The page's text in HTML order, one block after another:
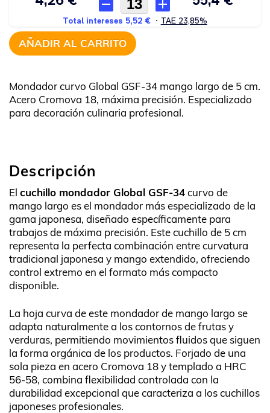
AÑADIR AL CARRITO
Mondador curvo Global GSF-34 mango largo de 5 cm.
Acero Cromova 18, máxima precisión. Especializado
para decoración culinaria profesional.
Descripción
El cuchillo mondador Global GSF-34curvo de
mango largo es el mondador más especializado de la
gama japonesa, diseñado específicamente para
trabajos de máxima precisión. Este cuchillo de 5 cm
representa la perfecta combinación entre curvatura
tradicional japonesa y mango extendido, ofreciendo
control extremo en el formato más compacto
disponible.
La hoja curva de este mondador de mango largo se
adapta naturalmente a los contornos de frutas y
verduras, permitiendo movimientos fluidos que siguen
la forma orgánica de los productos. Forjado de una
sola pieza en acero Cromova 18 y templado a HRC
56-58, combina flexibilidad controlada con la
durabilidad excepcional que caracteriza a los cuchillos
japoneses profesionales.